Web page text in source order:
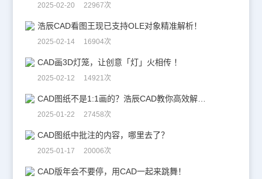
2025-02-20 22967次
浩辰CAD看图王现已支持OLE对象精准解析！
2025-02-14 16904次
CAD画3D灯笼，让创意「灯」火相传 ！
2025-02-12 14921次
CAD图纸不是1:1画的？浩辰CAD教你高效解决！
2025-01-22 27458次
CAD图纸中批注的内容，哪里去了？
2025-01-17 20006次
CAD版年会不要停，用CAD一起来跳舞！